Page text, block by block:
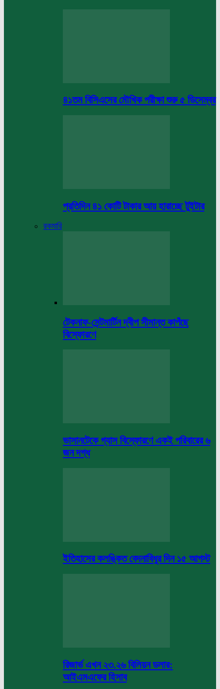
৪১তম বিসিএসের মৌখিক পরীক্ষা শুরু ৫ ডিসেম্বর
প্রতিদিন ৪১ কোটি টাকার আয় হারাচ্ছে টুইটার
রকমারি
টেকনাফ-সেন্টমার্টিন দ্বীপ সীমান্ত কাপঁছে
বিস্ফোরণে
ভাসানটেকে গ্যাস বিস্ফোরণে একই পরিবারের ৬
জন দগ্ধ
ইতিহাসের কলঙ্কিত বেদনাবিধুর দিন ১৫ আগস্ট
রিজার্ভ এখন ২৩.২৬ বিলিয়ন ডলার:
আইএমএফের হিসাব